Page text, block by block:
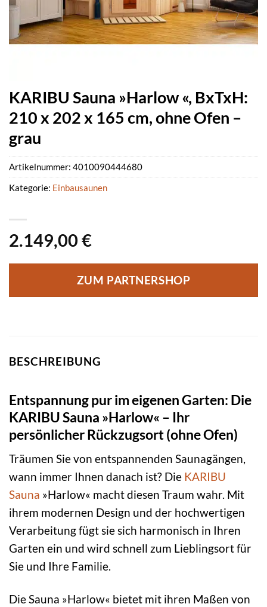
KARIBU Sauna »Harlow «, BxTxH:
210 x 202 x 165 cm, ohne Ofen –
grau
2.149,00 €
ZUM PARTNERSHOP
Artikelnummer: 4010090444680
Kategorie: Einbausaunen
BESCHREIBUNG
Entspannung pur im eigenen Garten: Die
KARIBU Sauna »Harlow« – Ihr
persönlicher Rückzugsort (ohne Ofen)
Träumen Sie von entspannenden Saunagängen,
wann immer Ihnen danach ist? Die KARIBU
Sauna »Harlow« macht diesen Traum wahr. Mit
ihrem modernen Design und der hochwertigen
Verarbeitung fügt sie sich harmonisch in Ihren
Garten ein und wird schnell zum Lieblingsort für
Sie und Ihre Familie.
Die Sauna »Harlow« bietet mit ihren Maßen von